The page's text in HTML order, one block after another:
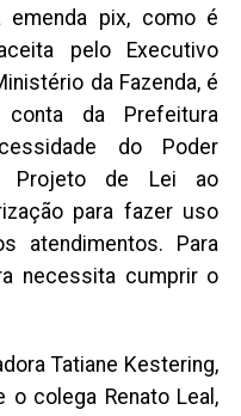
emenda pix, como é
pelo Executivo
da Fazenda, é
conta da Prefeitura
do Poder
Projeto de Lei ao
para fazer uso
atendimentos. Para
necessita cumprir o
Tatiane Kestering,
o colega Renato Leal,